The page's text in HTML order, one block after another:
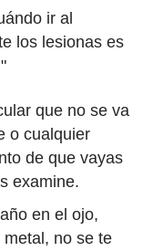
ir al
los lesionas es
que no se va
o cualquier
de que vayas
examine.
en el ojo,
no se te